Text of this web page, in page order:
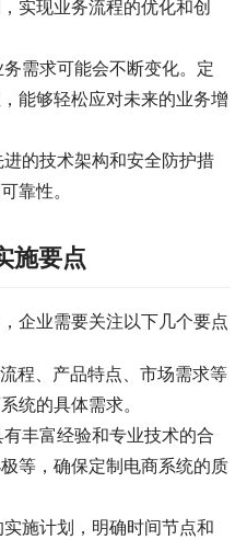
实现业务流程的优化和创
需求可能会不断变化。定
能够轻松应对未来的业务增
的技术架构和安全防护措
靠性。
施要点
企业需要关注以下几个要点
程、产品特点、市场需求等
统的具体需求。
丰富经验和专业技术的合
等，确保定制电商系统的质
施计划，明确时间节点和